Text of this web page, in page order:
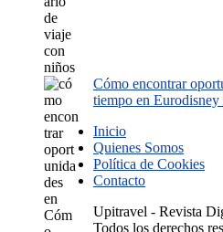
Cómo encontrar
tiempo en Eurodisney
Inicio
Quienes Somos
Política de Cookies
Contacto
Upitravel - Revista
Todos los derechos